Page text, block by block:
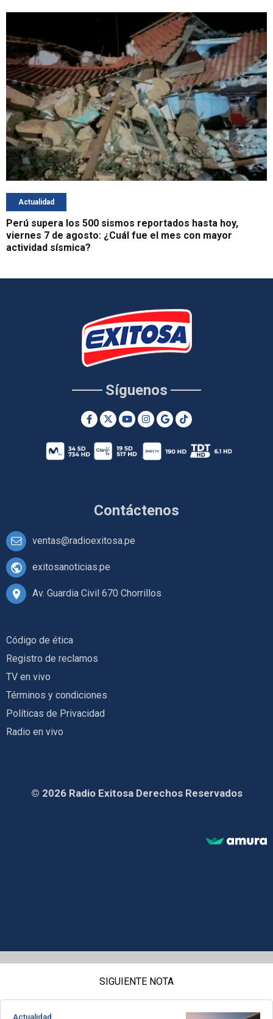
Actualidad
Perú supera los 500 sismos reportados hasta hoy,
viernes 7 de agosto: ¿Cuál fue el mes con mayor
actividad sísmica?
Contáctenos
ventas@radioexitosa.pe
exitosanoticias.pe
Av. Guardia Civil 670 Chorrillos
Síguenos
Código de ética
Registro de reclamos
TV en vivo
Términos y condiciones
Políticas de Privacidad
Radio en vivo
© 2026 Radio Exitosa Derechos Reservados
SIGUIENTE NOTA
Actualidad